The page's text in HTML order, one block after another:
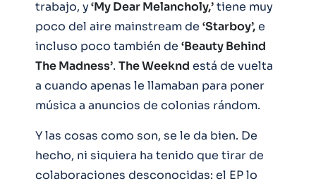
trabajo, y‘My Dear Melancholy,’tiene muy
poco del aire mainstream de ‘Starboy’,e
incluso poco también de ‘Beauty Behind
The Madness’. The Weeknd está de vuelta
a cuando apenas le llamaban para poner
música a anuncios de colonias rándom.
Y las cosas como son, se le da bien. De
hecho, ni siquiera ha tenido que tirar de
colaboraciones desconocidas: el EP lo